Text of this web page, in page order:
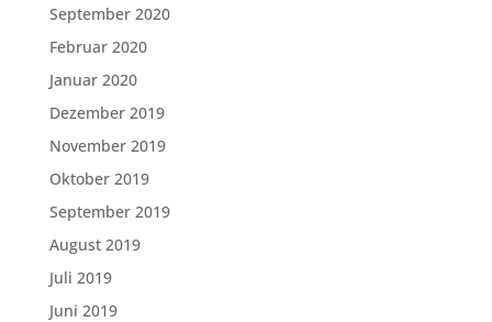
September 2020
Februar 2020
Januar 2020
Dezember 2019
November 2019
Oktober 2019
September 2019
August 2019
Juli 2019
Juni 2019